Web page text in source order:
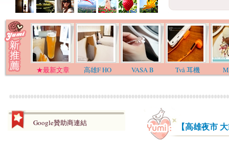
★最新文章 高雄F HO VASA B Två 耳機
Google贊助商連結 【高雄夜市